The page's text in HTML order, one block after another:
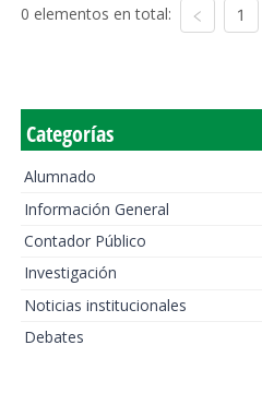
0 elementos en total: 1
Categorías
Alumnado
Información General
Contador Público
Investigación
Noticias institucionales
Debates